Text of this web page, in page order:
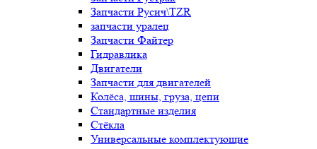
Запчасти Русич\TZR
запчасти уралец
Запчасти Файтер
Гидравлика
Двигатели
Запчасти для двигателей
Колёса, шины, груза, цепи
Стандартные изделия
Стёкла
Универсальные комплектующие